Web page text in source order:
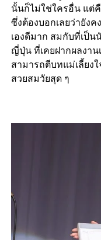
นั้นก็ไม่ใช่ใครอื่น แต่
ซึ่งต้องบอกเลยว่ายัง
เองดีมาก สมกับที่เป็น
ญี่ปุ่น ที่เคยฝากผลงาน
สามารถตีบทแม่เลี้ยง
สวยสมวัยสุด ๆ